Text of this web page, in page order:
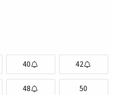
40 42
48 50